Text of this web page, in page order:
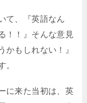
て、『英語なん
！！』そんな意見
かもしれない！』
。
に来た当初は、英